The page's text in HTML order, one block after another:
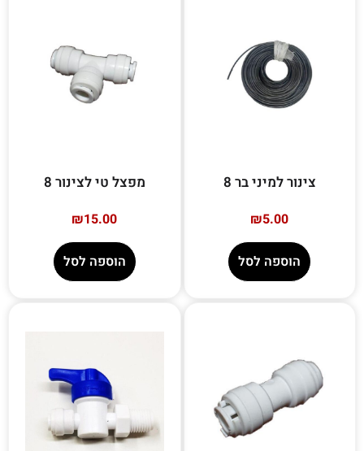
צינור למיני בר 8
₪5.00
הוספה לסל
מפצל טי לצינור 8
₪15.00
הוספה לסל